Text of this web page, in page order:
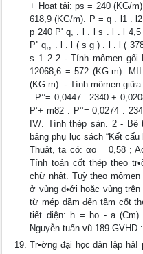
+ Hoạt tải: ps = 240 (KG/
618,9 (KG/m). P = q . l1 .
p 240 P' q, . l . l s . l . l 4,5
P'' q,, . l . l ( s g ) . l . l (
s 1 2 2 - Tính mômen
12068,6 = 572 (KG.m).
(KG.m). - Tính mômen
. P’’= 0,0447 . 2340 +
P’+ m82 . P’’= 0,0274 .
IV/. Tính thép sàn. 2 - Bê
bảng phụ lục sách “Kết
Thuật, ta có: αo = 0,58 ;
Tính toán cốt thép theo
chữ nhật. Tuỳ theo
ở vùng d•ới hoặc vùng
từ mép dầm đến tâm cốt
tiết diện: h = ho - a
Nguyễn tuấn vũ 189 GVHD
Tr•ờng đại học dân lập hảI